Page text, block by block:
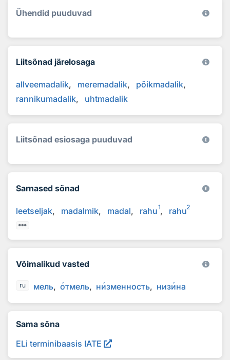
Ühendid puuduvad
Liitsõnad järelosaga
allveemadalik meremadalik
põikmadalik
rannikumadalik
uhtmadalik
Liitsõnad esiosaga puuduvad
Sarnased sõnad
leetseljak madalmik madal rahu1 rahu2
Võimalikud vasted
ru мель отмель низменность низина
Sama sõna
ELi terminibaasis IATE